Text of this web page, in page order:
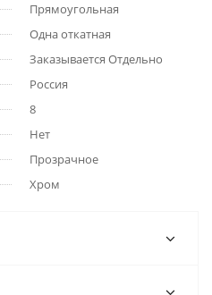
Прямоугольная
Одна откатная
Заказывается Отдельно
Россия
8
Нет
Прозрачное
Хром